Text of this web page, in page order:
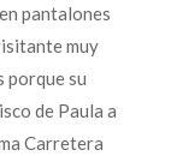
pantalones
muy
porque su
de Paula a
Carretera